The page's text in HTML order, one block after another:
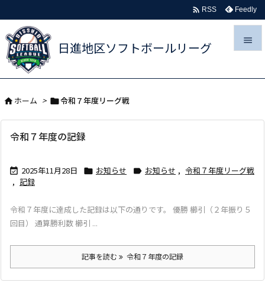
日進地区ソフトボールリーグ 
メニュ


 RSS Feedly
ホーム > 令和７年度リーグ戦
令和７年度の記録
 2025年11月28日  お知らせ  お知らせ , 令和７年度リーグ戦
, 記録
令和７年度に達成した記録は以下の通りです。 優勝 櫛引（２年振り５
回目） 通算勝利数 櫛引 ...
記事を読む 令和７年度の記録